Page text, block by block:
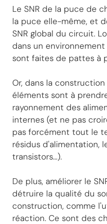
Le SNR de la puce de
la puce elle-même, et
SNR global du circuit.
dans un
sont faites de pattes à
Or, dans la
éléments sont à
rayonnement des
internes (et ne pas
pas forcément tout le
résidus d'alimentation,
transistors...).
De plus, améliorer le
détruire la qualité du
construction, comme
réaction. Ce sont des